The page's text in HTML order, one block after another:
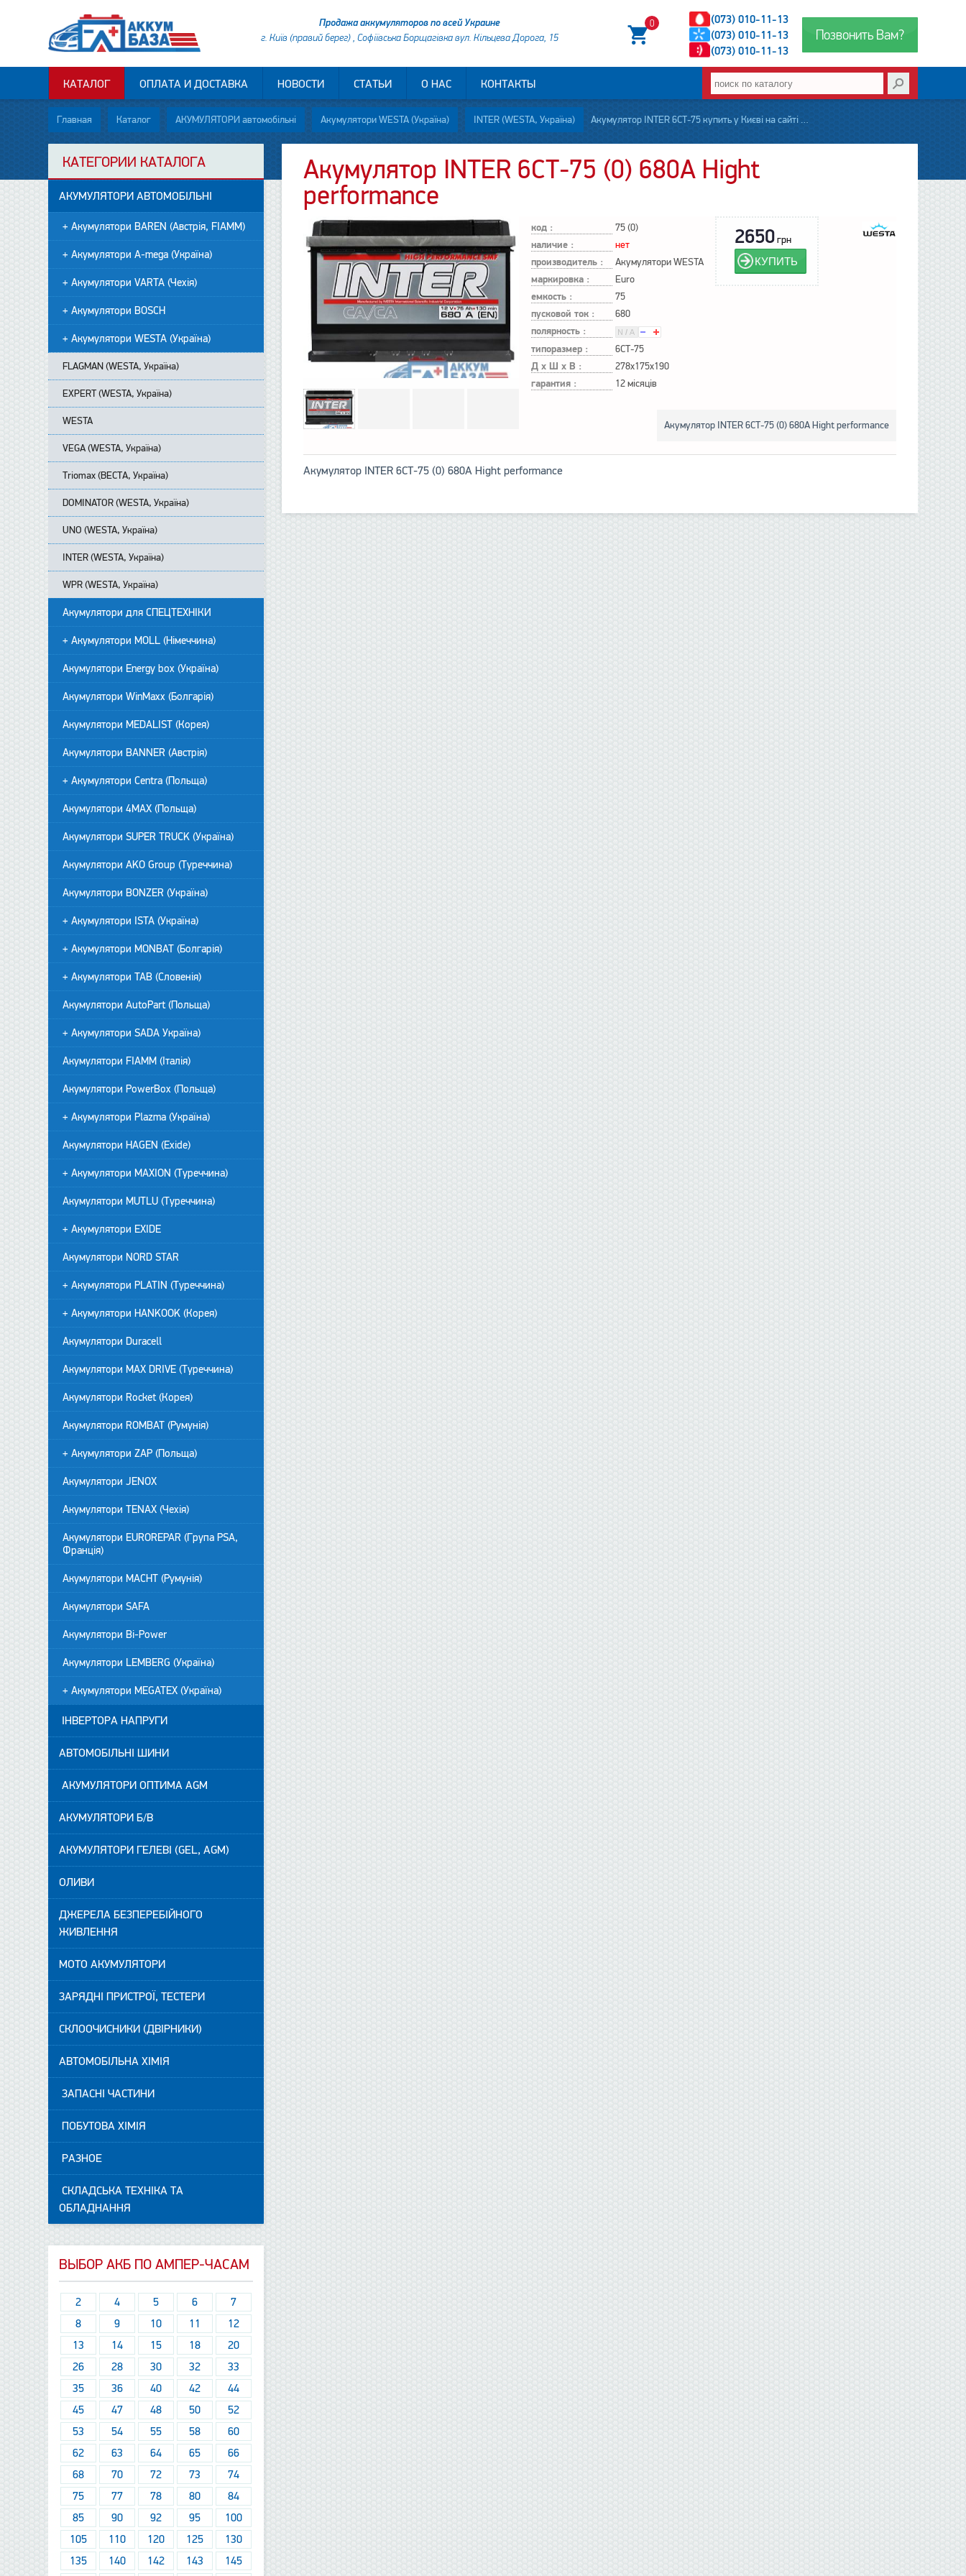
Позвонить Вам?
(073) 010-11-13
(073) 010-11-13
(073) 010-11-13
0
Продажа аккумуляторов по всей Украине
г. Київ (правий берег) , Софіївська Борщагівка вул. Кільцева Дорога, 15
КАТАЛОГ ОПЛАТА И ДОСТАВКА НОВОСТИ СТАТЬИ О НАС КОНТАКТЫ
Главная Каталог АКУМУЛЯТОРИ автомобільні Акумулятори WESTA (Україна) INTER (WESTA, Україна) Акумулятор INTER 6СТ-75 купить у Києві на сайті accumbaza.com.ua
Акумулятор INTER 6СТ-75 (0) 680A Hight
performance
код : 75 (0)
наличие : нет
производитель : Акумулятори WESTA
маркировка : Euro
емкость : 75
пусковой ток : 680
полярность :
типоразмер :
6СТ-75
Д х Ш х В : 278x175x190
гарантия : 12 місяців
2650грн
КУПИТЬ
Акумулятор INTER 6СТ-75 (0) 680A Hight performance
Акумулятор INTER 6СТ-75 (0) 680A Hight performance
КАТЕГОРИИ КАТАЛОГА
АКУМУЛЯТОРИ АВТОМОБІЛЬНІ
+ Акумулятори BAREN (Австрія, FIAMM)
+ Акумулятори A-mega (Україна)
+ Акумулятори VARTA (Чехія)
+ Акумулятори BOSCH
+ Акумулятори WESTA (Україна)
FLAGMAN (WESTA, Україна)
EXPERT (WESTA, Україна)
WESTA
VEGA (WESTA, Україна)
Triomax (ВЕСТА, Україна)
DOMINATOR (WESTA, Україна)
UNO (WESTA, Україна)
INTER (WESTA, Україна)
WPR (WESTA, Україна)
Акумулятори для СПЕЦТЕХНІКИ
+ Акумулятори MOLL (Німеччина)
Акумулятори Energy box (Україна)
Акумулятори WinMaxx (Болгарія)
Акумулятори MEDALIST (Корея)
Акумулятори BANNER (Австрія)
+ Акумулятори Centra (Польща)
Акумулятори 4MAX (Польща)
Акумулятори SUPER TRUCK (Україна)
Акумулятори AKO Group (Туреччина)
Акумулятори BONZER (Україна)
+ Акумулятори ISTA (Україна)
+ Акумулятори MONBAT (Болгарія)
+ Акумулятори TAB (Словенія)
Акумулятори AutoPart (Польща)
+ Акумулятори SADA Україна)
Акумулятори FIAMM (Італія)
Акумулятори PowerBox (Польща)
+ Акумулятори Plazma (Україна)
Акумулятори HAGEN (Exide)
+ Акумулятори MAXION (Туреччина)
Акумулятори MUTLU (Туреччина)
+ Акумулятори EXIDE
Акумулятори NORD STAR
+ Акумулятори PLATIN (Туреччина)
+ Акумулятори HANKOOK (Корея)
Акумулятори Duracell
Акумулятори MAX DRIVE (Туреччина)
Акумулятори Rocket (Корея)
Акумулятори ROMBAT (Румунія)
+ Акумулятори ZAP (Польща)
Акумулятори JENOX
Акумулятори TENAX (Чехія)
Акумулятори EUROREPAR (Група PSA,
Франція)
Акумулятори MACHT (Румунія)
Акумулятори SAFA
Акумулятори Bi-Power
Акумулятори LEMBERG (Україна)
+ Акумулятори MEGATEX (Україна)
ІНВЕРТОРА НАПРУГИ
АВТОМОБІЛЬНІ ШИНИ
АКУМУЛЯТОРИ ОПТИМА AGM
АКУМУЛЯТОРИ Б/В
АКУМУЛЯТОРИ ГЕЛЕВІ (GEL, AGM)
ОЛИВИ
ДЖЕРЕЛА БЕЗПЕРЕБІЙНОГО
ЖИВЛЕННЯ
МОТО АКУМУЛЯТОРИ
ЗАРЯДНІ ПРИСТРОЇ, ТЕСТЕРИ
СКЛООЧИСНИКИ (ДВІРНИКИ)
АВТОМОБІЛЬНА ХІМІЯ
ЗАПАСНІ ЧАСТИНИ
ПОБУТОВА ХІМІЯ
РАЗНОЕ
СКЛАДСЬКА ТЕХНІКА ТА
ОБЛАДНАННЯ
ВЫБОР АКБ ПО АМПЕР-ЧАСАМ
2 4 5 6
7
8
9 10 11
12
13
14 15 18
20
26
28 30 32
33
35
36 40 42
44
45
47 48 50
52
53
54 55 58
60
62
63 64 65
66
68
70 72 73
74
75
77 78 80
84
85
90 92 95
100
105
110 120 125
130
135
140 142 143
145